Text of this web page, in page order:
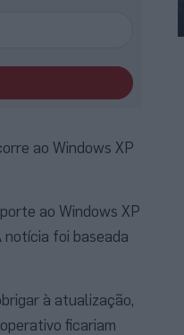
ao Windows XP
ao Windows XP
notícia foi baseada
à atualização,
ficariam